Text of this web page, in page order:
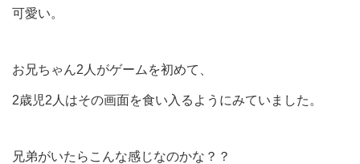
可愛い。
お兄ちゃん2人がゲームを初めて、
2歳児2人はその画面を食い入るようにみていました。
兄弟がいたらこんな感じなのかな？？